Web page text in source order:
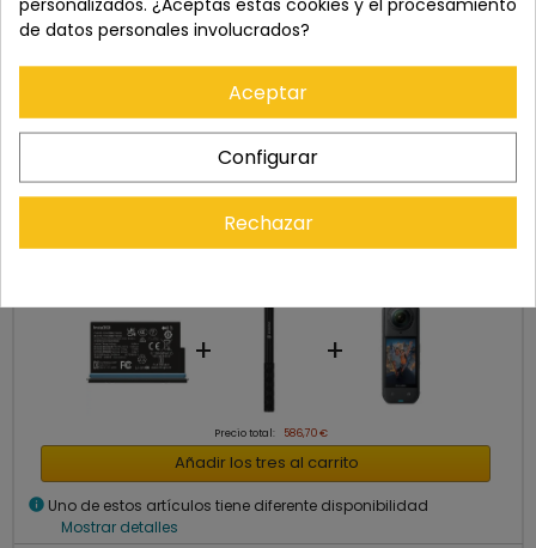
+ +
Precio total: 586,70 €
Añadir los tres al carrito
info Uno de estos artículos tiene diferente disponibilidad
Mostrar detalles
de datos personales involucrados?
Aceptar
Configurar
Rechazar